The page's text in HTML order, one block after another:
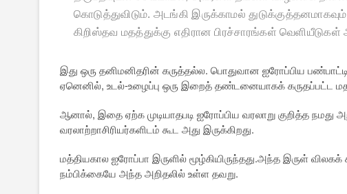
கொடுத்துவிடும். அடங்கி இருக்காமல்
கிறிஸ்தவ மதத்துக்கு எதிரான பிரச்சாரங்கள்
இது ஒரு தனிமனிதரின் கருத்தல்ல. பொதுவான ஐரோப்பிய
ஏனெனில், உடல்-உழைப்பு ஒரு இறைத் தண்டனையாகக் கருதப்பட்ட
ஆனால், இதை ஏற்க முடியாதபடி ஐரோப்பிய வரலாறு குறித்த நமது
வரலாற்றாசிரியர்களிடம் கூட அது இருக்கிறது.
மத்தியகால ஐரோப்பா இருளில் மூழ்கியிருந்தது.அந்த இருள்
நம்பிக்கையே அந்த அறிதலில் உள்ள தவறு.